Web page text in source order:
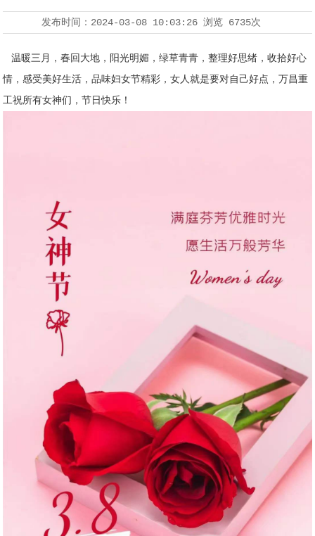
发布时间： 2024-03-08 10:03:26浏览 6735次
温暖三月，春回大地，阳光明媚，绿草青青，整理好思绪，收拾好心
情，感受美好生活，品味妇女节精彩，女人就是要对自己好点，万昌重
工祝所有女神们，节日快乐！